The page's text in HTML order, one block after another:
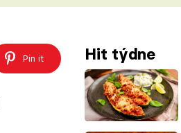
ČASOPIS
Pin it Hit týdne